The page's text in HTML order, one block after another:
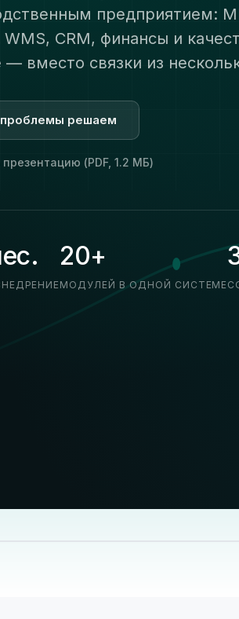
предприятием:
WMS, CRM, финансы и
— вместо связки из
проблемы решаем
презентацию (PDF, 1.2 МБ)
20+
МОДУЛЕЙ В ОДНОЙ СИСТЕМЕ